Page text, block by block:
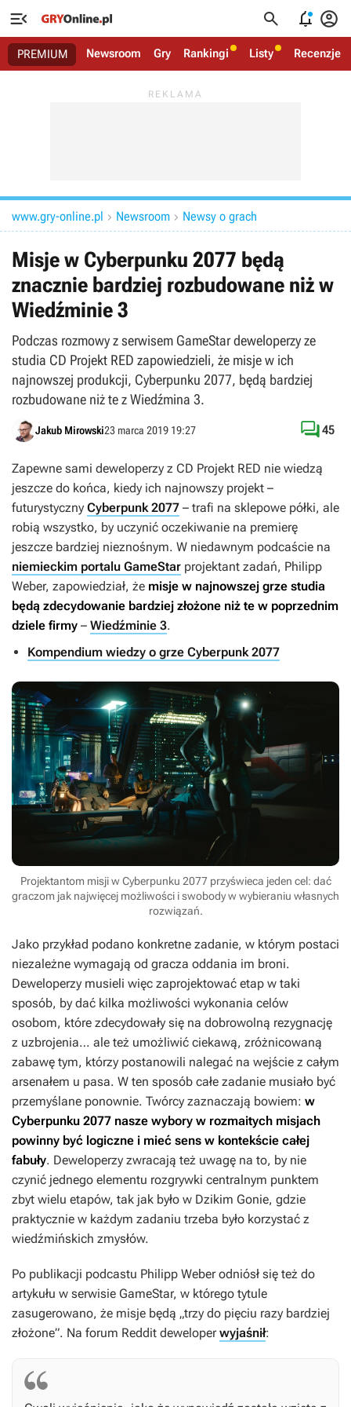
   
PREMIUM Newsroom Gry Rankingi Listy Recenzje
www.gry-online.pl  Newsroom  Newsy o grach
Misje w Cyberpunku 2077 będą
znacznie bardziej rozbudowane niż w
Wiedźminie 3
Podczas rozmowy z serwisem GameStar deweloperzy ze
studia CD Projekt RED zapowiedzieli, że misje w ich
najnowszej produkcji, Cyberpunku 2077, będą bardziej
rozbudowane niż te z Wiedźmina 3.
Jakub Mirowski23 marca 2019 19:27 45
Zapewne sami deweloperzy z CD Projekt RED nie wiedzą
jeszcze do końca, kiedy ich najnowszy projekt –
futurystyczny Cyberpunk 2077 – trafi na sklepowe półki, ale
robią wszystko, by uczynić oczekiwanie na premierę
jeszcze bardziej nieznośnym. W niedawnym podcaście na
niemieckim portalu GameStar projektant zadań, Philipp
Weber, zapowiedział, że misje w najnowszej grze studia
będą zdecydowanie bardziej złożone niż te w poprzednim
dziele firmy – Wiedźminie 3.
Kompendium wiedzy o grze Cyberpunk 2077
Projektantom misji w Cyberpunku 2077 przyświeca jeden cel: dać
graczom jak najwięcej możliwości i swobody w wybieraniu własnych
rozwiązań.
Jako przykład podano konkretne zadanie, w którym postaci
niezależne wymagają od gracza oddania im broni.
Deweloperzy musieli więc zaprojektować etap w taki
sposób, by dać kilka możliwości wykonania celów
osobom, które zdecydowały się na dobrowolną rezygnację
z uzbrojenia… ale też umożliwić ciekawą, zróżnicowaną
zabawę tym, którzy postanowili nalegać na wejście z całym
arsenałem u pasa. W ten sposób całe zadanie musiało być
przemyślane ponownie. Twórcy zaznaczają bowiem: w
Cyberpunku 2077 nasze wybory w rozmaitych misjach
powinny być logiczne i mieć sens w kontekście całej
fabuły. Deweloperzy zwracają też uwagę na to, by nie
czynić jednego elementu rozgrywki centralnym punktem
zbyt wielu etapów, tak jak było w Dzikim Gonie, gdzie
praktycznie w każdym zadaniu trzeba było korzystać z
wiedźmińskich zmysłów.
Po publikacji podcastu Philipp Weber odniósł się też do
artykułu w serwisie GameStar, w którego tytule
zasugerowano, że misje będą „trzy do pięciu razy bardziej
złożone”. Na forum Reddit deweloperwyjaśnił: